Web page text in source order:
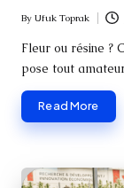
Posted
by
By Ufuk Toprak
Fleur ou résine ?
pose tout
Read More